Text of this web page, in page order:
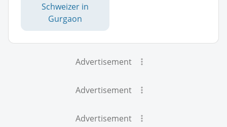
Schweizer in
Gurgaon
Advertisement
Advertisement
Advertisement